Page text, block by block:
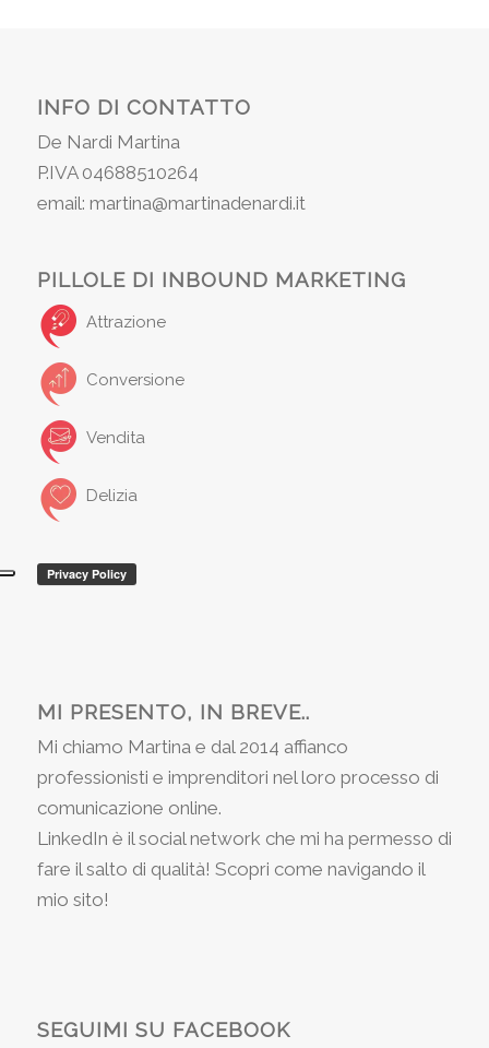
INFO DI CONTATTO
De Nardi Martina
P.IVA 04688510264
email: martina@martinadenardi.it
PILLOLE DI INBOUND MARKETING
Attrazione
Conversione
Vendita
Delizia
MI PRESENTO, IN BREVE..
Mi chiamo Martina e dal 2014 affianco
professionisti e imprenditori nel loro processo di
comunicazione online.
LinkedIn è il social network che mi ha permesso di
fare il salto di qualità! Scopri come navigando il
mio sito!
SEGUIMI SU FACEBOOK